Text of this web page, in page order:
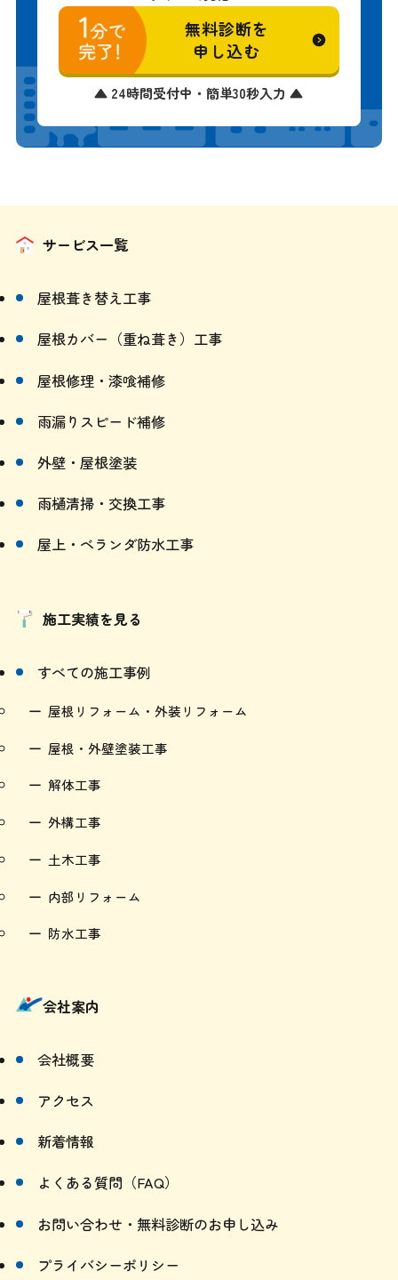
▲ タップで発信OK ▲
無料診断を
申し込む
▲ 24時間受付中・簡単30秒入力 ▲
屋根葺き替え工事
屋根カバー（重ね葺き）工事
屋根修理・漆喰補修
雨漏りスピード補修
外壁・屋根塗装
雨樋清掃・交換工事
すべての施工事例
屋根リフォーム・外装リフォーム
屋根・外壁塗装工事
解体工事
外構工事
土木工事
内部リフォーム
会社概要
アクセス
新着情報
よくある質問（FAQ）
お問い合わせ・無料診断のお申し込み